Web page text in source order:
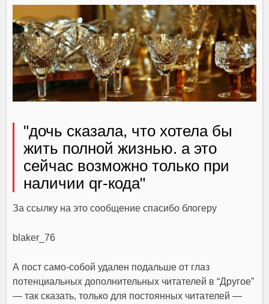
"дочь сказала, что хотела бы
жить полной жизнью. а это
сейчас возможно только при
наличии qr-кода"
За ссылку на это сообщение спасибо блогеру
blaker_76
А пост само-собой удален подальше от глаз
потенциальных дополнительных читателей в “Другое”
— так сказать, только для постоянных читателей —